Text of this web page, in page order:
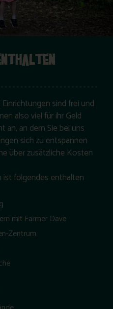
sind frei und
also viel für ihr Geld
an, an dem Sie bei uns
sich zu entspannen
über zusätzliche Kosten
ist folgendes enthalten
mit Farmer Dave
Zentrum